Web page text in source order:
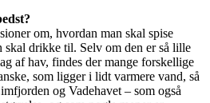
om, hvordan man skal spise
skal drikke til. Selv om den er så lille
af hav, findes der mange forskellige
som ligger i lidt varmere vand, så
og Vadehavet – som også